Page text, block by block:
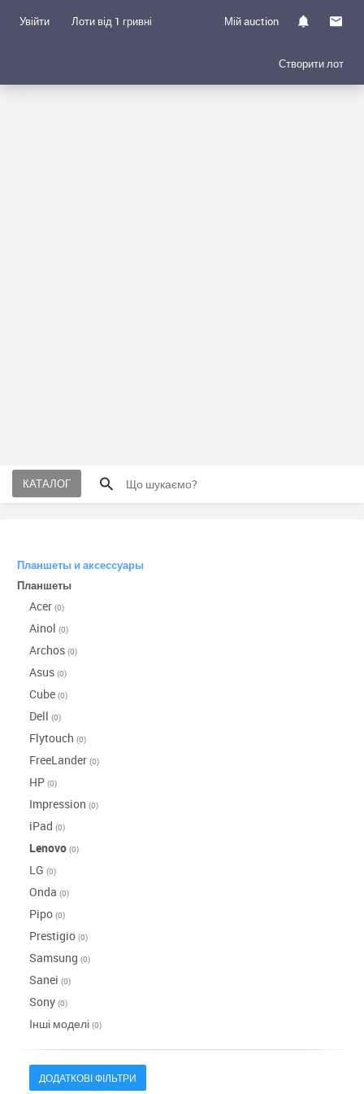
Увійти Лоти від 1 гривні Мій auction
Створити лот
КАТАЛОГ
Планшеты и аксессуары
Планшеты
Acer (0)
Ainol (0)
Archos (0)
Asus (0)
Cube (0)
Dell (0)
Flytouch (0)
FreeLander (0)
HP (0)
Impression (0)
iPad (0)
Lenovo (0)
LG (0)
Onda (0)
Pipo (0)
Prestigio (0)
Samsung (0)
Sanei (0)
Sony (0)
Інші моделі (0)
ДОДАТКОВІ ФІЛЬТРИ